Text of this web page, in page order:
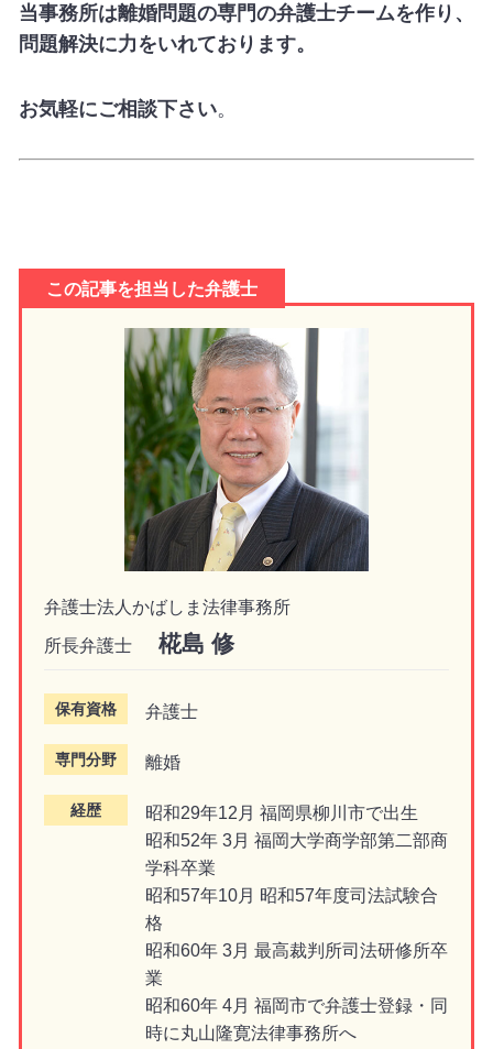
当事務所は離婚問題の専門の弁護士チームを作り、
問題解決に力をいれております。
お気軽にご相談下さい。
この記事を担当した弁護士
弁護士法人かばしま法律事務所
所長弁護士
椛島 修
保有資格 弁護士
専門分野 離婚
経歴
昭和29年12月 福岡県柳川市で出生
昭和52年 3月 福岡大学商学部第二部商
学科卒業
昭和57年10月 昭和57年度司法試験合
格
昭和60年 3月 最高裁判所司法研修所卒
業
昭和60年 4月 福岡市で弁護士登録・同
時に丸山隆寛法律事務所へ